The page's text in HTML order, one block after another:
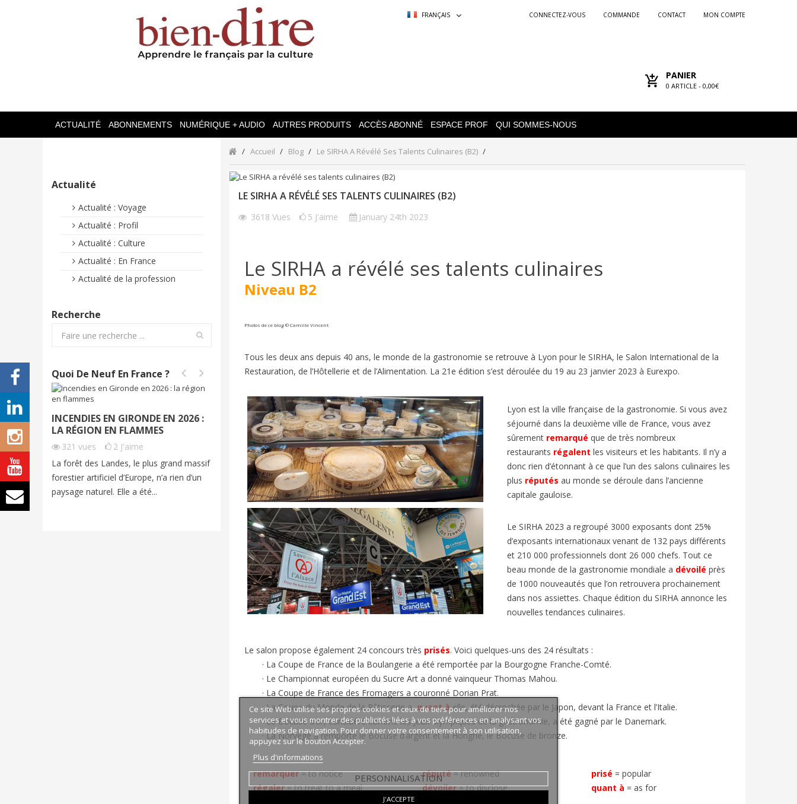
FRANÇAIS MON COMPTE
CONTACT
COMMANDE
CONNECTEZ-VOUS
PANIER
0 ARTICLE - 0,00€
ACTUALITÉ ABONNEMENTS NUMÉRIQUE + AUDIO AUTRES PRODUITS ACCÈS ABONNÉ ESPACE PROF QUI SOMMES-NOUS
Actualité
Actualité : Voyage
Actualité : Profil
Actualité : Culture
Actualité : En France
Actualité de la profession
Recherche
Quoi De Neuf En France ?
INCENDIES EN GIRONDE EN 2026 :
LA RÉGION EN FLAMMES
321 vues 2 J'aime
La forêt des Landes, le plus grand massif
forestier artificiel d’Europe, n’a rien d’un
paysage naturel. Elle a été...
INCENDIE DE FONTAINEBLEAU EN
2026 | FRANÇAIS B2/C1
257vues 1 J'aime
Cet été, la France subit des incendies
exceptionnels. Quand on pense aux
grands feux de forêt en France, on
imagine...
BORMES-LES-MIMOSAS, VILLAGE
PRÉFÉRÉ DES FRANÇAIS 2026 | FLE
A2/B1
303vues 1
Connaissez-vous l’émission de télévision
‘Le Village Préféré des Français’ ? Elle est
animée par Stéphane Bern....
VACANCES D’ÉTÉ EN FRANCE : FLE
A2/B1 | BIEN-DIRE
1160 vues
J'aime
En France, le mois de juillet marque le
début des « grandes vacances » ou «
Accueil Blog Le SIRHA A Révélé Ses Talents Culinaires (B2)
LE SIRHA A RÉVÉLÉ SES TALENTS CULINAIRES (B2)
3618 Vues 5 J'aime January 24th 2023
Le SIRHA a révélé ses talents culinaires
Niveau B2
Photos de ce blog © Camille Vincent
Tous les deux ans depuis 40 ans, le monde de la gastronomie se retrouve à Lyon pour le SIRHA, le Salon International de la
Restauration, de l’Hôtellerie et de l’Alimentation. La 21e édition s’est déroulée du 19 au 23 janvier 2023 à Eurexpo.
Lyon est la ville française de la gastronomie. Si vous avez
séjourné dans la deuxième ville de France, vous avez
sûrement remarqué que de très nombreux
restaurants régalent les visiteurs et les habitants. Il n’y a
donc rien d’étonnant à ce que l’un des salons culinaires les
plus réputés au monde se déroule dans l’ancienne
capitale gauloise.
Le SIRHA 2023 a regroupé 3000 exposants dont 25%
d’exposants internationaux venant de 132 pays différents
et 210 000 professionnels dont 26 000 chefs. Tout ce
beau monde de la gastronomie mondiale a dévoilé près
de 1000 nouveautés que l’on retrouvera prochainement
dans nos assiettes. Chaque édition du SIRHA annonce les
nouvelles tendances culinaires.
Le salon propose également 24 concours très prisés. Voici quelques-uns des 24 résultats :
· La Coupe de France de la Boulangerie a été remportée par la Bourgogne Franche-Comté.
· Le Championnat européen du Sucre Art a donné vainqueur Thomas Mahou.
· La Coupe de France des Fromagers a couronné Dorian Prat.
·La Coupe du Monde de la Pâtisserie a, quant à elle, été décrochée par le Japon, devant la France et l’Italie.
·Le Bocuse d’or, considéré comme les Jeux olympiques de la gastronomie, a été gagné par le Danemark.
·La Norvège a remporté le Bocuse d’argent et la Hongrie, le Bocuse de bronze.
remarquer = to notice
régaler = to treat to a meal
réputé = renowned
dévoiler = to disclose
prisé = popular
quant à = as for
Ce site Web utilise ses propres cookies et ceux de tiers pour améliorer nos
services et vous montrer des publicités liées à vos préférences en analysant vos
habitudes de navigation. Pour donner votre consentement à son utilisation,
appuyez sur le bouton Accepter.
Plus d'informations
PERSONNALISATION
J'ACCEPTE